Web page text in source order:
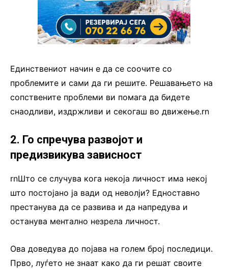
Единствениот начин е да се соочите со
проблемите и сами да ги решите. Решавањето на
сопствените проблеми ви помага да бидете
снаодливи, издржливи и секогаш во движење.rn
2. Го спречува развојот и
предизвикува зависност
rnШто се случува кога некоја личност има некој
што постојано ја вади од неволји? Едноставно
престанува да се развива и да напредува и
останува ментално незрела личност.
Ова доведува до појава на голем број последици.
Прво, луѓето не знаат како да ги решат своите